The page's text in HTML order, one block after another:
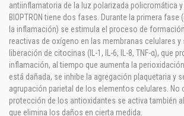
antiinflamatoria de la luz polarizada policromática
BIOPTRON tiene dos fases. Durante la primera
la inflamación) se estimula el proceso de
reactivas de oxígeno en las membranas celulares y
liberación de citocinas (IL-1, IL-6, IL-8, TNF-α), que
inflamación, al tiempo que aumenta la
está dañada, se inhibe la agregación plaquetaria y
agrupación parietal de los elementos celulares. No
protección de los antioxidantes se activa también
que elimina los daños en cierta medida.